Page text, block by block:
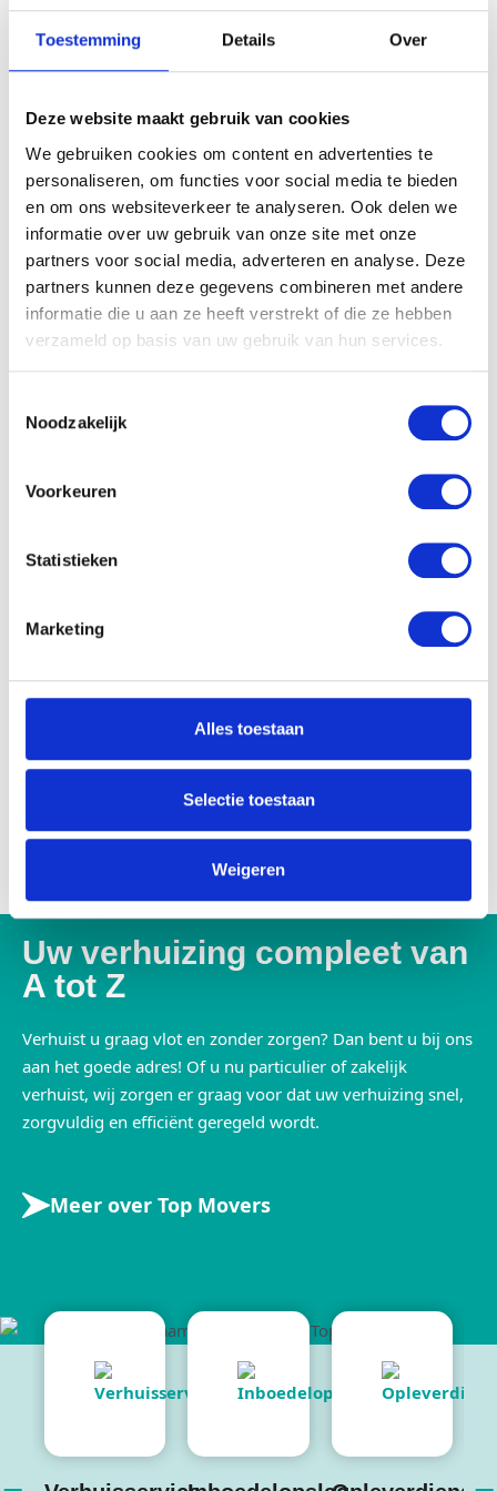
Toestemming Details Over
Deze website maakt gebruik van cookies
We gebruiken cookies om content en advertenties te
personaliseren, om functies voor social media te bieden
en om ons websiteverkeer te analyseren. Ook delen we
informatie over uw gebruik van onze site met onze
partners voor social media, adverteren en analyse. Deze
partners kunnen deze gegevens combineren met andere
informatie die u aan ze heeft verstrekt of die ze hebben
verzameld op basis van uw gebruik van hun services.
Noodzakelijk
Voorkeuren
Statistieken
Marketing
Alles toestaan
Selectie toestaan
Weigeren
Uw verhuizing compleet van
A tot Z
Verhuist u graag vlot en zonder zorgen? Dan bent u bij ons
aan het goede adres! Of u nu particulier of zakelijk
verhuist, wij zorgen er graag voor dat uw verhuizing snel,
zorgvuldig en efficiënt geregeld wordt.
Meer over Top Movers